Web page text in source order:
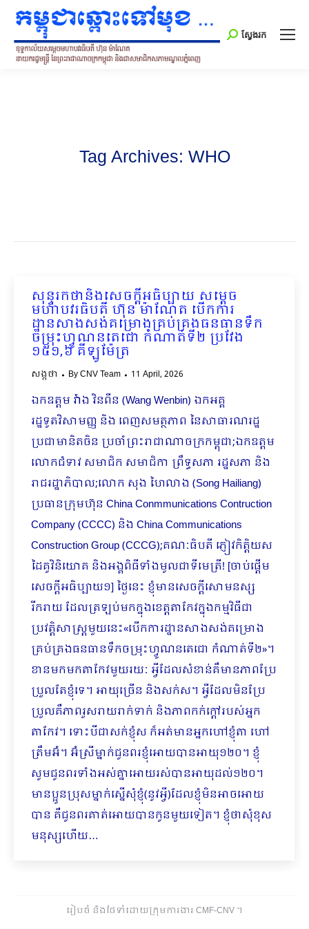
Search:
ស្វែងរក
Tag Archives: WHO
សុន្ទរកថានិងសេចក្ដីអធិប្បាយ សម្ដេច
មហាបវរធិបតី ហ៊ុន ម៉ាណែត បើកការ
ដ្ឋានសាងសង់គម្រោងគ្រប់គ្រងធនធានទឹក
ចម្រុះហ្វូណនតេជោ កំណាត់ទី២ ប្រវែង
១៥១,៦ គីឡូម៉ែត្រ
សង្កថា ByCNV Team 11 April, 2026
ឯកឧត្តម វ៉ាង វិនពីន (Wang Wenbin) ឯកអគ្គ
រដ្ឋទូតវិសាមញ្ញ និង ពេញសមត្ថភាព នៃសាធារណរដ្ឋ
ប្រជាមានិតចិន ប្រចាំព្រះរាជាណាចក្រកម្ពុជា;ឯកឧត្តម
លោកជំទាវ សមាជិក សមាជិកា ព្រឹទ្ធសភា រដ្ឋសភា និង
រាជរដ្ឋាភិបាល;លោក សុង ហៃលាង (Song Hailiang)
ប្រធានក្រុមហ៊ុន China Conmmunications Contruction
Company (CCCC) និង China Communications
Construction Group (CCCG);គណៈធិបតី ភ្ញៀវកិត្តិយស
ដៃគូវិនិយោគ និងអង្គពិធីទាំងមូលជាទីមេត្រី! [ចាប់ផ្តើម
សេចក្ដីអធិប្បាយ១] ថ្ងៃនេះ ខ្ញុំមានសេចក្ដីសោមនស្ស
រីករាយ ដែលត្រឡប់មកក្នុងខេត្តតាកែវក្នុងកម្មវិធីជា
ប្រវត្តិសាស្ត្រមួយនេះ«បើកការដ្ឋានសាងសង់គម្រោង
គ្រប់គ្រងធនធានទឹកចម្រុះហ្វូណនតេជោ កំណាត់ទី២»។
ខានមកមកតាកែវមួយរយៈ អ្វីដែលសំខាន់គឺមានភាពប្រែ
ប្រួលតែខ្ញុំទេ។ អាយុច្រើន និងសក់ស។ អ្វីដែលមិនប្រែ
ប្រួលគឺភាពរួស​រាយរាក់ទាក់ និងភាពកក់ក្ដៅរបស់អ្នក
តាកែវ។ ទោះបីជាសក់ខ្ញុំស ក៏អត់មានអ្នកហៅខ្ញុំតា ហៅ
ត្រឹមអ៊ំ។ អ៊ំស្រីម្នាក់ជូនពរខ្ញុំអោយបានអាយុ១២០។ ខ្ញុំ
សូមជូនពរទាំងអស់គ្នាអោយរស់បានអាយុដល់១២០។
មានប្អូនប្រុសម្នាក់ស្នើសុំខ្ញុំ(នូវអ្វី)ដែលខ្ញុំមិនអាចអោយ
បាន គឺជូនពរគាត់អោយបានកូនមួយទៀត។ ខ្ញុំថាសុំខុស
មនុស្សហើយ…
រៀបចំ និងថែទាំដោយក្រុមការងារ CMF-CNV ​។